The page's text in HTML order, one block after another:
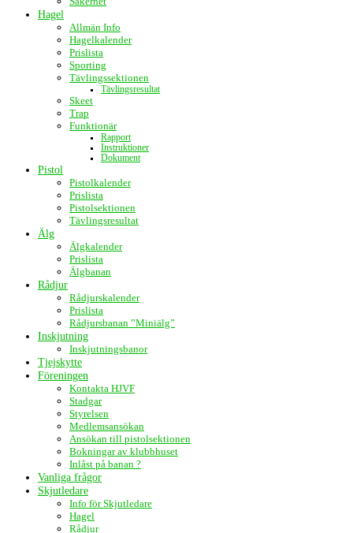
Hagel
Allmän Info
Hagelkalender
Prislista
Sporting
Tävlingssektionen
Tävlingsresultat
Skeet
Trap
Funktionär
Rapport
Instruktioner
Dokument
Pistol
Pistolkalender
Prislista
Pistolsektionen
Tävlingsresultat
Älg
Älgkalender
Prislista
Älgbanan
Rådjur
Rådjurskalender
Prislista
Rådjursbanan ”Miniälg”
Inskjutning
Inskjutningsbanor
Tjejskytte
Föreningen
Kontakta HJVF
Stadgar
Styrelsen
Medlemsansökan
Ansökan till pistolsektionen
Bokningar av klubbhuset
Inlåst på banan ?
Vanliga frågor
Skjutledare
Info för Skjutledare
Hagel
Rådjur